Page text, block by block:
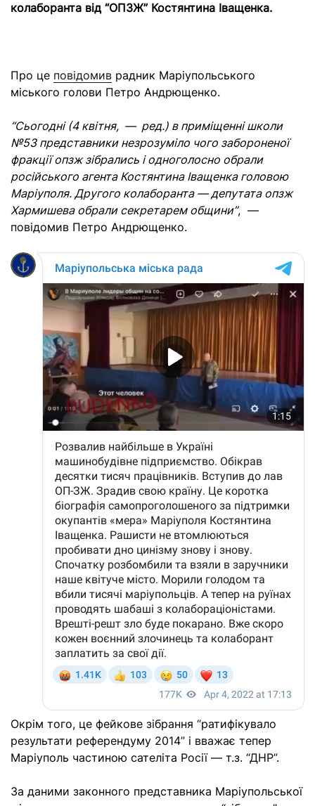
колаборанта від “ОПЗЖ” Костянтина Іващенка.
Про це повідомив радник Маріупольського
міського голови Петро Андрющенко.
“Сьогодні (4 квітня, — ред.) в приміщенні школи
№53 представники незрозуміло чого забороненої
фракції опзж зібрались і одноголосно обрали
російського агента Костянтина Іващенка головою
Маріуполя. Другого колаборанта — депутата опзж
Хармишева обрали секретарем общини”, —
повідомив Петро Андрющенко.
Окрім того, це фейкове зібрання “ратифікувало
результати референдуму 2014” і вважає тепер
Маріуполь частиною сателіта Росії — т.з. “ДНР”.
За даними законного представника Маріупольської